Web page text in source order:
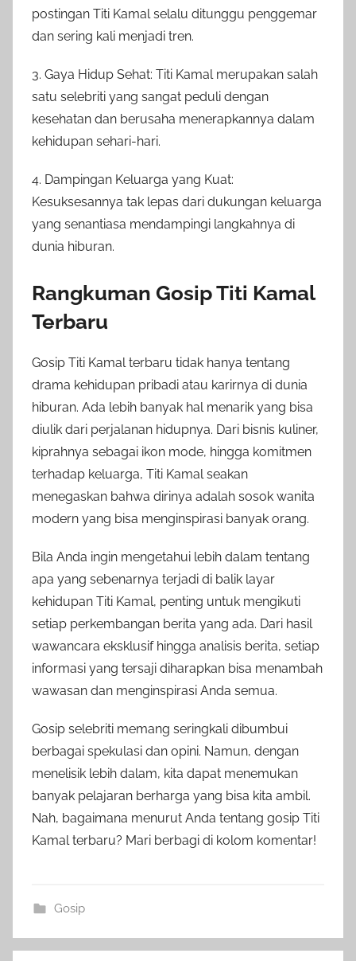
postingan Titi Kamal selalu ditunggu penggemar
dan sering kali menjadi tren.
3. Gaya Hidup Sehat: Titi Kamal merupakan salah
satu selebriti yang sangat peduli dengan
kesehatan dan berusaha menerapkannya dalam
kehidupan sehari-hari.
4. Dampingan Keluarga yang Kuat:
Kesuksesannya tak lepas dari dukungan keluarga
yang senantiasa mendampingi langkahnya di
dunia hiburan.
Rangkuman Gosip Titi Kamal
Terbaru
Gosip Titi Kamal terbaru tidak hanya tentang
drama kehidupan pribadi atau karirnya di dunia
hiburan. Ada lebih banyak hal menarik yang bisa
diulik dari perjalanan hidupnya. Dari bisnis kuliner,
kiprahnya sebagai ikon mode, hingga komitmen
terhadap keluarga, Titi Kamal seakan
menegaskan bahwa dirinya adalah sosok wanita
modern yang bisa menginspirasi banyak orang.
Bila Anda ingin mengetahui lebih dalam tentang
apa yang sebenarnya terjadi di balik layar
kehidupan Titi Kamal, penting untuk mengikuti
setiap perkembangan berita yang ada. Dari hasil
wawancara eksklusif hingga analisis berita, setiap
informasi yang tersaji diharapkan bisa menambah
wawasan dan menginspirasi Anda semua.
Gosip selebriti memang seringkali dibumbui
berbagai spekulasi dan opini. Namun, dengan
menelisik lebih dalam, kita dapat menemukan
banyak pelajaran berharga yang bisa kita ambil.
Nah, bagaimana menurut Anda tentang gosip Titi
Kamal terbaru? Mari berbagi di kolom komentar!
Gosip